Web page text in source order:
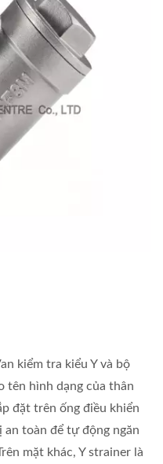
kiểm tra kiểu Y và bộ
tên hình dạng của thân
đặt trên ống điều khiển
toàn để tự động ngăn
mặt khác, Y strainer là